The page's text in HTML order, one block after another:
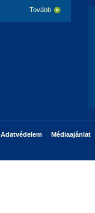
Tovább
Adatvédelem Médiaajánlat